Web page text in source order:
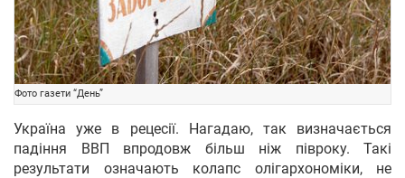
Фото газети “День”
Україна уже в рецесії. Нагадаю, так визначається
падіння ВВП впродовж більш ніж півроку. Такі
результати означають колапс олігархономіки, не